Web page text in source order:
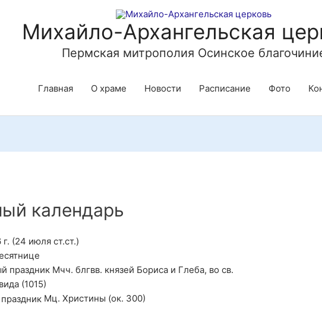
Михайло-Архангельская
Пермская митрополия Осинское
Главная О храме Новости Расписание Фото
календарь
(24 июля ст.ст.)
Мчч. блгвв. князей Бориса и Глеба, во св.
(1015)
Мц. Христины (ок. 300)